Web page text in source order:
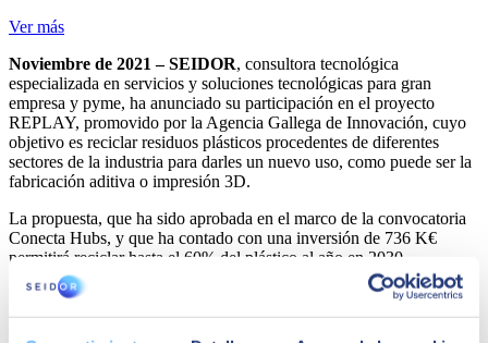
Ver más
Noviembre de 2021 – SEIDOR, consultora tecnológica
especializada en servicios y soluciones tecnológicas para gran
empresa y pyme, ha anunciado su participación en el proyecto
REPLAY, promovido por la Agencia Gallega de Innovación, cuyo
objetivo es reciclar residuos plásticos procedentes de diferentes
sectores de la industria para darles un nuevo uso, como puede ser la
fabricación aditiva o impresión 3D.
La propuesta, que ha sido aprobada en el marco de la convocatoria
Conecta Hubs, y que ha contado con una inversión de 736 K€
permitirá reciclar hasta el 60% del plástico al año en 2030.
La iniciativa, en la que ha participado un consorcio formado por las
empresas Utingal, Enso, Moveratus, Ecoplas y SEIDOR, tiene